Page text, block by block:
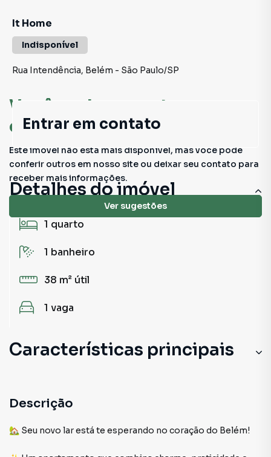
Você pode encontrar novas
oportunidades!
Este imóvel não está mais disponível, mas você pode
conferir outros em nosso site ou deixar seu contato para
receber mais informações.
Ver sugestões
Detalhes do imóvel
1 quarto
1 banheiro
38 m² útil
1 vaga
Características principais
Piscina
Armário Cozinha
Descrição
🏡 Seu novo lar está te esperando no coração do Belém!
It Home
Indisponível
Rua Intendência, Belém - São Paulo/SP
Entrar em contato